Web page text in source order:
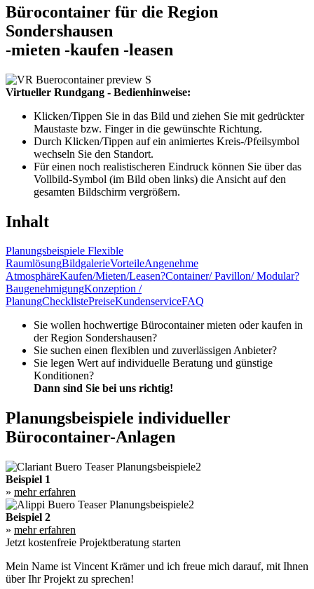
Bürocontainer für die Region
Sondershausen
-mieten -kaufen -leasen
Virtueller Rundgang - Bedienhinweise:
Klicken/Tippen Sie in das Bild und ziehen Sie mit gedrückter
Maustaste bzw. Finger in die gewünschte Richtung.
Durch Klicken/Tippen auf ein animiertes Kreis-/Pfeilsymbol
wechseln Sie den Standort.
Für einen noch realistischeren Eindruck können Sie über das
Vollbild-Symbol (im Bild oben links) die Ansicht auf den
gesamten Bildschirm vergrößern.
Inhalt
Planungsbeispiele Flexible
RaumlösungBildgalerieVorteileAngenehme
AtmosphäreKaufen/Mieten/Leasen?Container/ Pavillon/ Modular?
BaugenehmigungKonzeption /
PlanungChecklistePreiseKundenserviceFAQ
Sie wollen hochwertige Bürocontainer mieten oder kaufen in
der Region Sondershausen?
Sie suchen einen flexiblen und zuverlässigen Anbieter?
Sie legen Wert auf individuelle Beratung und günstige
Konditionen?
Dann sind Sie bei uns richtig!
Planungsbeispiele individueller
Bürocontainer-Anlagen
Beispiel 1
» mehr erfahren
Beispiel 2
» mehr erfahren
Jetzt kostenfreie Projektberatung starten
Mein Name ist Vincent Krämer und ich freue mich darauf, mit Ihnen
über Ihr Projekt zu sprechen!